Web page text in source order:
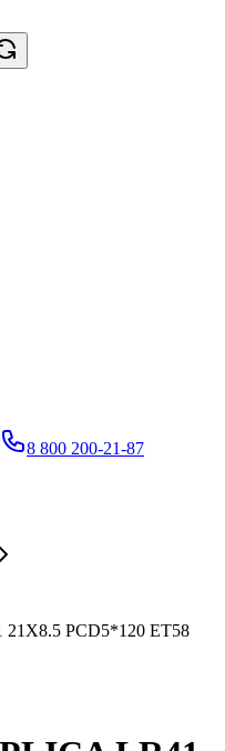
8 800 200-21-87
PCD5*120 ET58